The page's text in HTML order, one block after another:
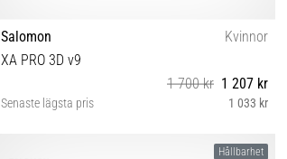
Salomon
Kvinnor
XA PRO 3D v9
1 700 kr 1 207 kr
Senaste lägsta pris 1 033 kr
37⅓ 38 38⅔ 39⅓ 40 40⅔ 41⅓ 42Hållbarhet